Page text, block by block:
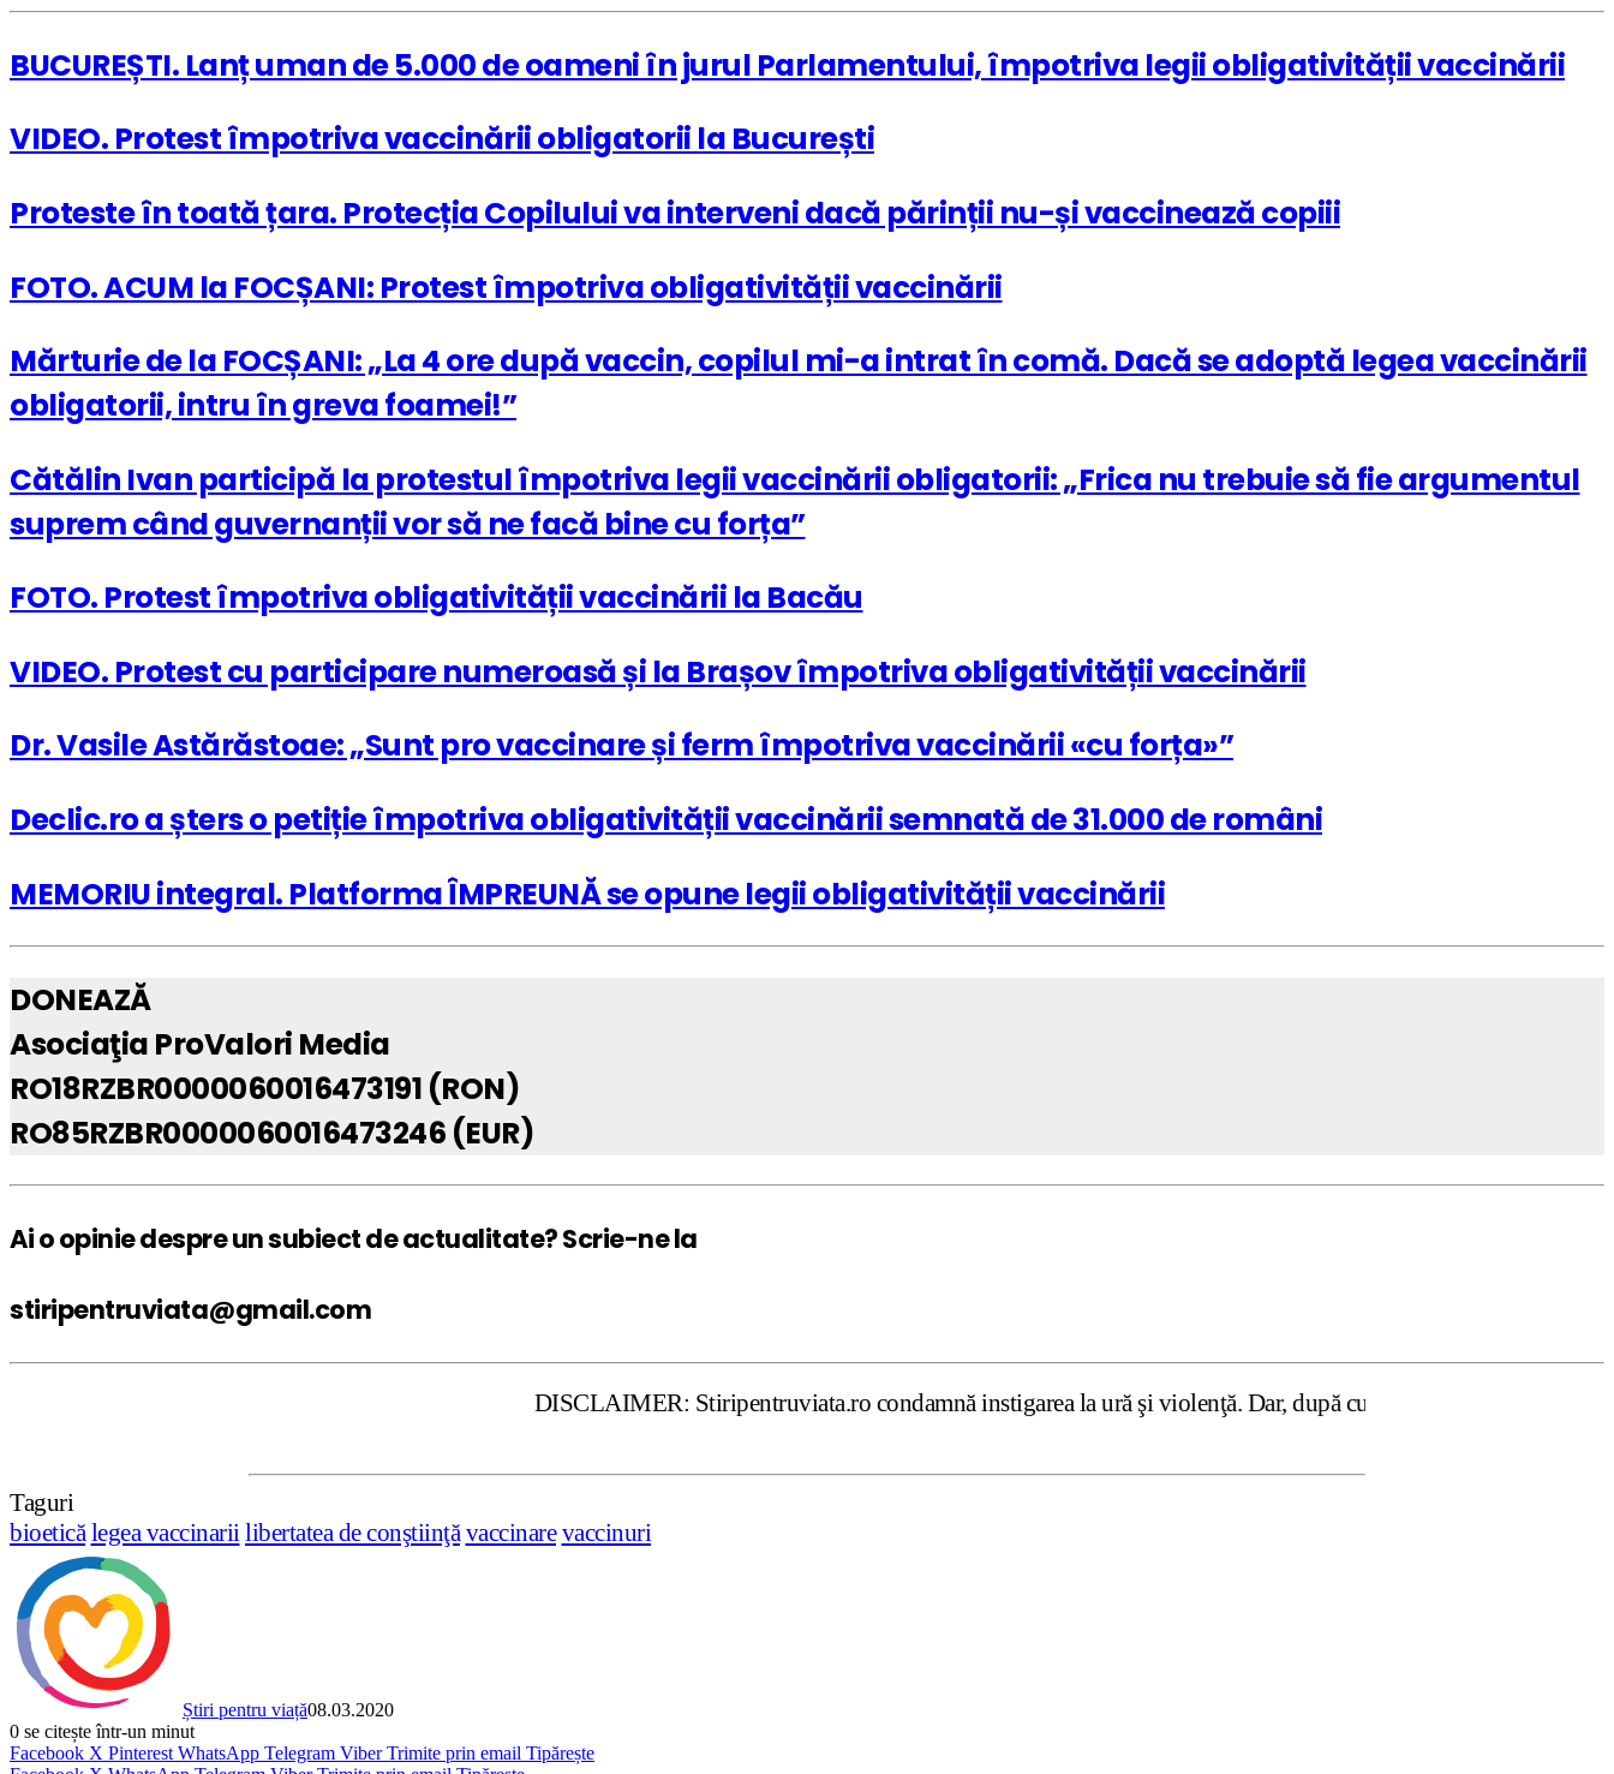
BUCUREȘTI. Lanț uman de 5.000 de oameni în jurul Parlamentului, împotriva legii obligativității vaccinării
VIDEO. Protest împotriva vaccinării obligatorii la București
Proteste în toată țara. Protecția Copilului va interveni dacă părinții nu-și vaccinează copiii
FOTO. ACUM la FOCȘANI: Protest împotriva obligativității vaccinării
Mărturie de la FOCȘANI: „La 4 ore după vaccin, copilul mi-a intrat în comă. Dacă se adoptă legea vaccinării
obligatorii, intru în greva foamei!”
Cătălin Ivan participă la protestul împotriva legii vaccinării obligatorii: „Frica nu trebuie să fie argumentul
suprem când guvernanții vor să ne facă bine cu forța”
FOTO. Protest împotriva obligativității vaccinării la Bacău
VIDEO. Protest cu participare numeroasă și la Brașov împotriva obligativității vaccinării
Dr. Vasile Astărăstoae: „Sunt pro vaccinare și ferm împotriva vaccinării «cu forța»”
Declic.ro a șters o petiție împotriva obligativității vaccinării semnată de 31.000 de români
MEMORIU integral. Platforma ÎMPREUNĂ se opune legii obligativității vaccinării
DONEAZĂ
Asociaţia ProValori Media
RO18RZBR0000060016473191 (RON)
RO85RZBR0000060016473246 (EUR)
Ai o opinie despre un subiect de actualitate? Scrie-ne la
stiripentruviata@gmail.com
DISCLAIMER: Stiripentruviata.ro condamnă instigarea la ură şi violenţă. Dar, după cum confirmă şi CEDO în cazul
Taguri
bioetică legea vaccinariilibertatea de conştiinţă vaccinare vaccinuri
Știri pentru viață08.03.2020
0 se citește într-un minut
Facebook X Pinterest WhatsApp Telegram Viber Trimite prin email Tipărește